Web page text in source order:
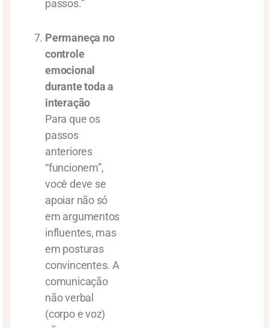
passos.”
Permaneça no
controle
emocional
durante toda a
interação
Para que os
passos
anteriores
“funcionem”,
você deve se
apoiar não só
em argumentos
influentes, mas
em posturas
convincentes. A
comunicação
não verbal
(corpo e voz)